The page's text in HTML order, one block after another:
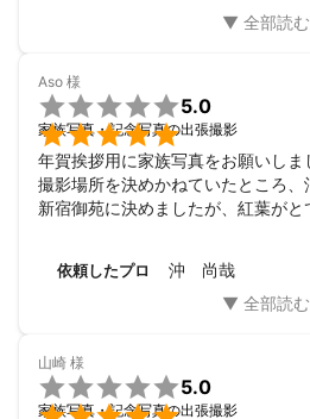
Aso 様


5.0
家族写真・記念写真の出張撮影
年賀挨拶用に家族写真をお願いしま
撮影場所を決めかねていたところ
新宿御苑に決めましたが、紅葉がと
しても丁度良い距離感を保って接し
影に挑めました。息子も誘導された
納品も年賀状に間に合うようにと
一杯です。先行送付いただいた画像
依頼したプロ 沖 尚哉
山崎 様
5.0
家族写真・記念写真の出張撮影